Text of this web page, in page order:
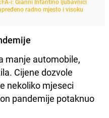
radno mjesto i visoku
manje automobile,
Cijene dozvole
nekoliko mjeseci
pandemije potaknuo